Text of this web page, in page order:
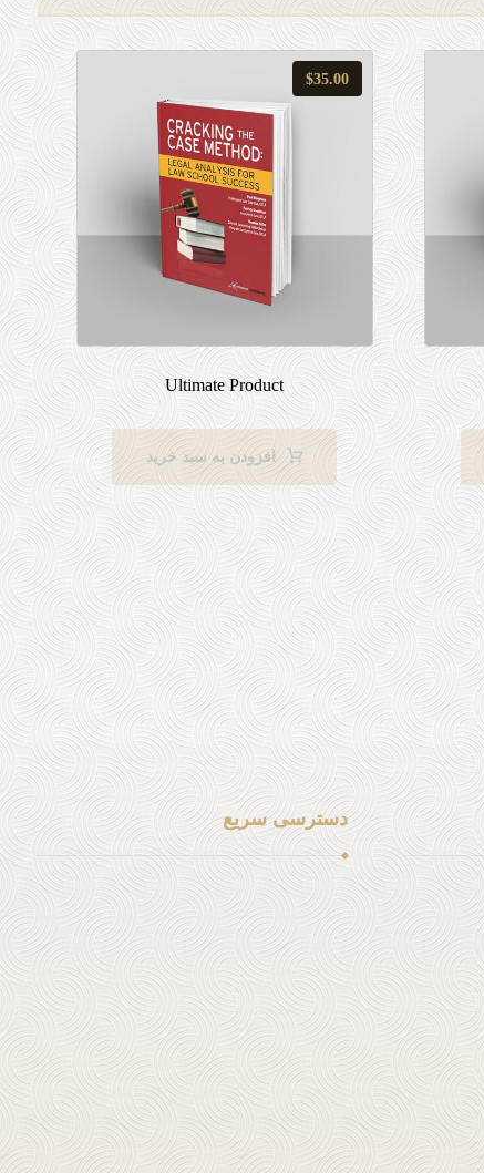
Ultimate Product
$35.00
افزودن به سبد خرید
دسترسی سریع
لینک شماره 1
لینک شماره 2
لینک شماره 3
لینک شماره 4
لینک شماره 5
لینک شماره 6